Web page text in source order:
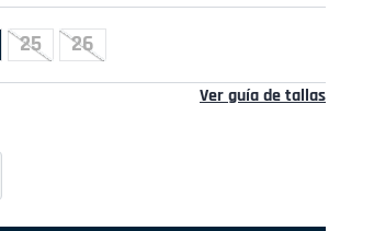
25 26
Ver guía de tallas